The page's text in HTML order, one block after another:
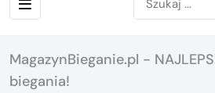
MagazynBieganie.pl -
biegania!